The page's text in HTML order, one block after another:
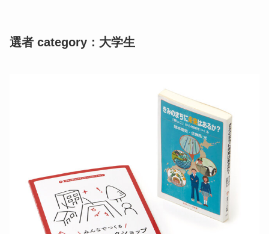
選者 category：大学生